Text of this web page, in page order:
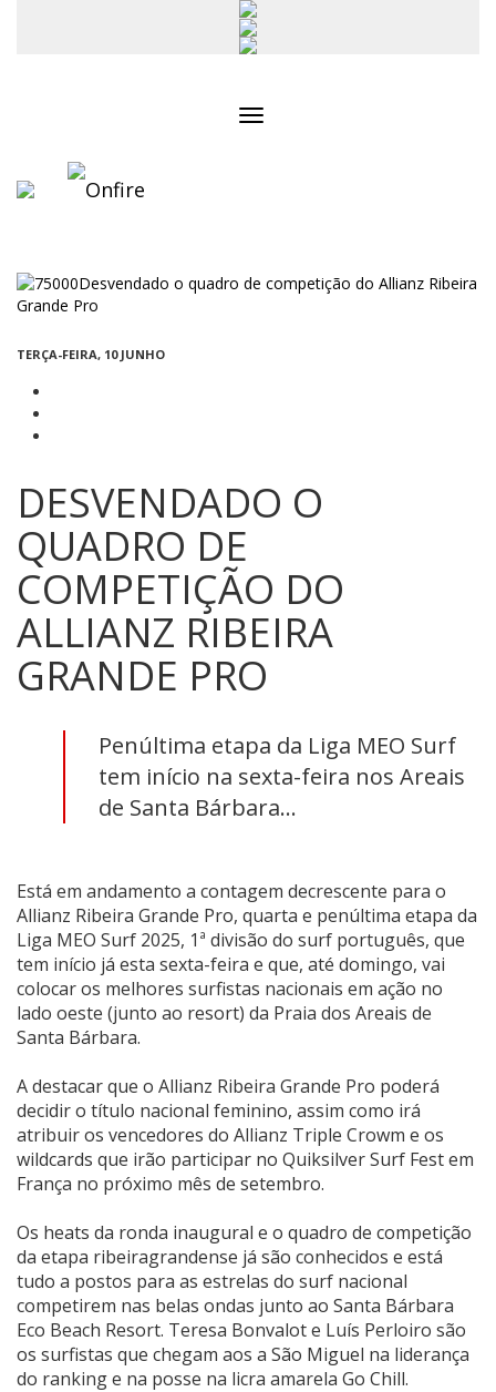
TERÇA-FEIRA, 10 JUNHO
DESVENDADO O
QUADRO DE
COMPETIÇÃO DO
ALLIANZ RIBEIRA
GRANDE PRO
Penúltima etapa da Liga MEO Surf
tem início na sexta-feira nos Areais
de Santa Bárbara...
Está em andamento a contagem decrescente para o
Allianz Ribeira Grande Pro, quarta e penúltima etapa da
Liga MEO Surf 2025, 1ª divisão do surf português, que
tem início já esta sexta-feira e que, até domingo, vai
colocar os melhores surfistas nacionais em ação no
lado oeste (junto ao resort) da Praia dos Areais de
Santa Bárbara.
A destacar que o Allianz Ribeira Grande Pro poderá
decidir o título nacional feminino, assim como irá
atribuir os vencedores do Allianz Triple Crowm e os
wildcards que irão participar no Quiksilver Surf Fest em
França no próximo mês de setembro.
Os heats da ronda inaugural e o quadro de competição
da etapa ribeiragrandense já são conhecidos e está
tudo a postos para as estrelas do surf nacional
competirem nas belas ondas junto ao Santa Bárbara
Eco Beach Resort. Teresa Bonvalot e Luís Perloiro são
os surfistas que chegam aos a São Miguel na liderança
do ranking e na posse na licra amarela Go Chill.